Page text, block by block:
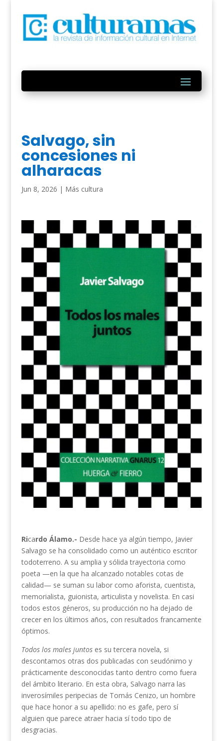
Salvago, sin
concesiones ni
alharacas
Jun 8, 2026 | Más cultura
Ricardo Álamo.- Desde hace ya algún tiempo, Javier
Salvago se ha consolidado como un auténtico escritor
todoterreno. A su amplia y sólida trayectoria como
poeta —en la que ha alcanzado notables cotas de
calidad— se suman su labor como aforista, cuentista,
memorialista, guionista, articulista y novelista. En casi
todos estos géneros, su producción no ha dejado de
crecer en los últimos años, con resultados francamente
óptimos.
Todos los males juntoses su tercera novela, si
descontamos otras dos publicadas con seudónimo y
prácticamente desconocidas tanto dentro como fuera
del ámbito literario. En esta obra, Salvago narra las
inverosímiles peripecias de Tomás Cenizo, un hombre
que hace honor a su apellido: no es gafe, pero sí
alguien que parece atraer hacia sí todo tipo de
desgracias.